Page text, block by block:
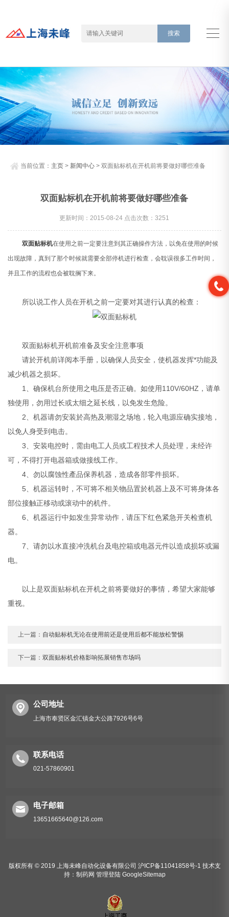
当前位置： 主页 > 新闻中心 > 双面贴标机在开机前将要做好哪些准备
双面贴标机在开机前将要做好哪些准备
更新时间：2015-08-24 点击次数：3251
双面贴标机在使用之前一定要注意到其正确操作方法，以免在使用的时候
出现故障，真到了那个时候就需要全部停机进行检查，会耽误很多工作时间，
并且工作的流程也会被耽搁下来。
所以说工作人员在开机之前一定要对其进行认真的检查：
双面贴标机开机前准备及安全注意事项
请於开机前详阅本手册，以确保人员安全，使机器发挥*功能及
减少机器之损坏。
1、确保机台所使用之电压是否正确。如使用110V/60HZ，请单
独使用，勿用过长或太细之延长线，以免发生危险。
2、机器请勿安装於高热及潮湿之场地，轮入电源应确实接地，
以免人身受到电击。
3、安装电控时，需由电工人员或工程技术人员处理，未经许
可，不得打开电器箱或做接线工作。
4、勿以腐蚀性產品保养机器，造成各部零件损坏。
5、机器运转时，不可将不相关物品置於机器上及不可将身体各
部位接触正移动或滚动中的机件。
6、机器运行中如发生异常动作，请压下红色紧急开关检查机
器。
7、请勿以水直接冲洗机台及电控箱或电器元件以造成损坏或漏
电。
以上是双面贴标机在开机之前将要做好的事情，希望大家能够
重视。
上一篇： 自动贴标机无论在使用前还是使用后都不能放松警惕
下一篇：双面贴标机价格影响拓展销售市场吗
公司地址
上海市奉贤区金汇镇金大公路7926号6号
联系电话
021-57860901
电子邮箱
13651665640@126.com
版权所有 © 2019 上海未峰自动化设备有限公司 沪ICP备11041858号-1 技术支
持： 制药网 管理登陆 GoogleSitemap